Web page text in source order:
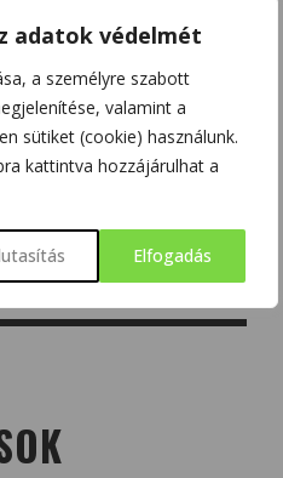
adatok védelmét
a személyre szabott
valamint a
sütiket (cookie) használunk.
kattintva hozzájárulhat a
Elfogadás